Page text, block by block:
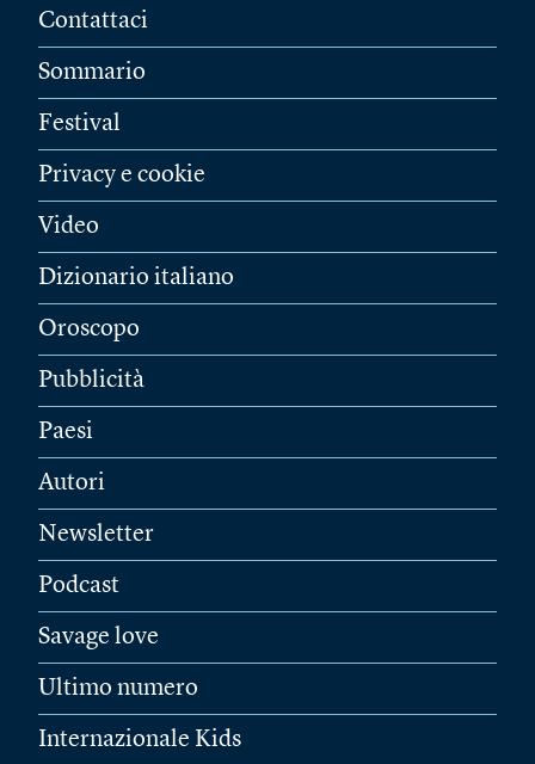
Contattaci
Sommario
Festival
Privacy e cookie
Video
Dizionario italiano
Oroscopo
Pubblicità
Paesi
Autori
Newsletter
Podcast
Savage love
Ultimo numero
Internazionale Kids